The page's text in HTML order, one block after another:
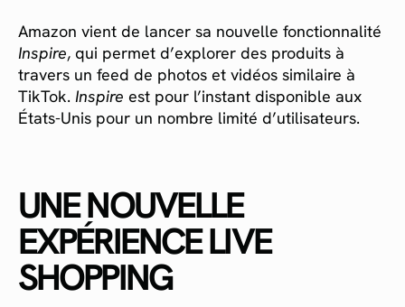
Amazon vient de lancer sa nouvelle fonctionnalité
Inspire, qui permet d’explorer des produits à
travers un feed de photos et vidéos similaire à
TikTok. Inspire est pour l’instant disponible aux
États-Unis pour un nombre limité d’utilisateurs.
UNE NOUVELLE
EXPÉRIENCE LIVE
SHOPPING